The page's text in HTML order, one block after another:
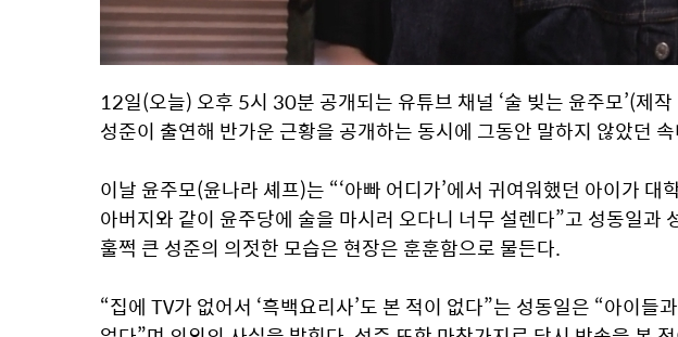
12일(오늘) 오후 5시 30분 공개되는 유튜브 채널 ‘술 빚는 윤주모’(제
성준이 출연해 반가운 근황을 공개하는 동시에 그동안 말하지 않았던
이날 윤주모(윤나라 셰프)는 “‘아빠 어디가’에서 귀여워했던 아이가 대
아버지와 같이 윤주당에 술을 마시러 오다니 너무 설렌다”고 성동일과
훌쩍 큰 성준의 의젓한 모습은 현장은 훈훈함으로 물든다.
“집에 TV가 없어서 ‘흑백요리사’도 본 적이 없다”는 성동일은 “아이들